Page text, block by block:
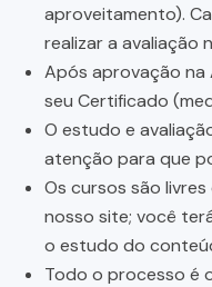
aproveitamento).
realizar a avaliação
Após aprovação na
seu Certificado
O estudo e
atenção para que
Os cursos são
nosso site; você
o estudo do
Todo o processo é